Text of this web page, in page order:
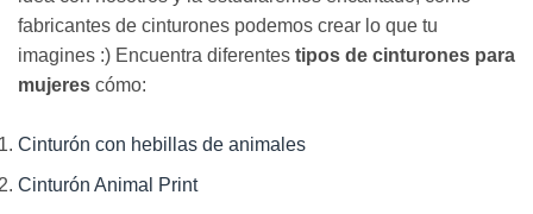
fabricantes de cinturones podemos crear lo que tu
imagines :) Encuentra diferentes tipos de cinturones para
mujeres cómo:
Cinturón con hebillas de animales
Cinturón Animal Print